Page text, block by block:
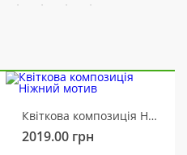
Квіткова композиція Ніжний мотив
2019.00 грн